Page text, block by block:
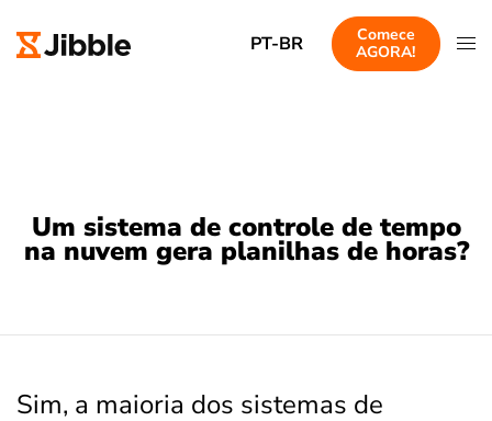
PT-BR
Comece
AGORA!
Um sistema de controle de tempo
na nuvem gera planilhas de horas?
Sim, a maioria dos sistemas de